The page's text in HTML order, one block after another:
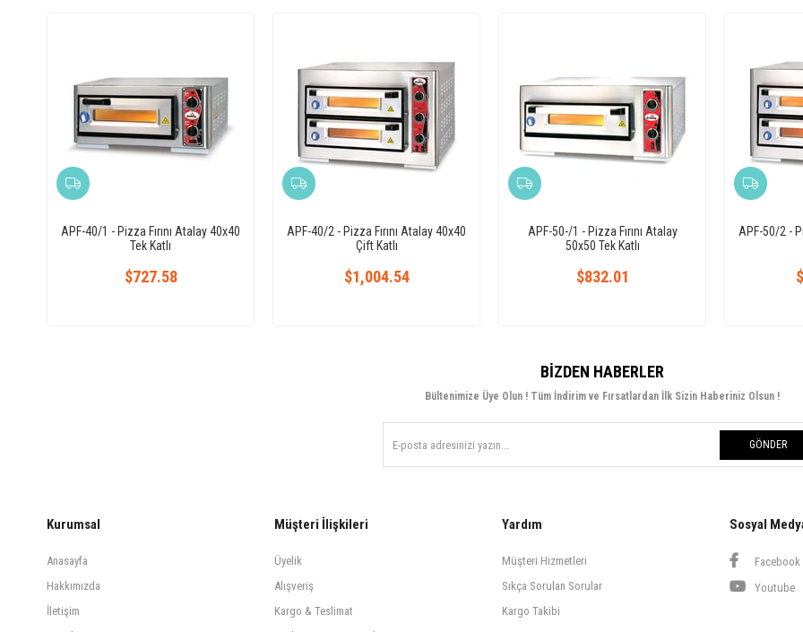
APF-40/1 - Pizza Fırını Atalay 40x40
Tek Katlı
$727.58
APF-40/2 - Pizza Fırını Atalay 40x40
Çift Katlı
$1,004.54
APF-50-/1 - Pizza Fırını Atalay
50x50 Tek Katlı
$832.01
APF-50/2 -
BIZDEN HABERLER
Bültenimize Üye Olun ! Tüm İndirim ve Fırsatlardan İlk Sizin Haberiniz Olsun !
GÖNDER
Kurumsal
Anasayfa
Hakkımızda
İletişim
Müşteri İlişkileri
Üyelik
Alışveriş
Kargo & Teslimat
Yardım
Müşteri Hizmetleri
Sıkça Sorulan Sorular
Kargo Takibi
Sosyal
Facebook
Youtube